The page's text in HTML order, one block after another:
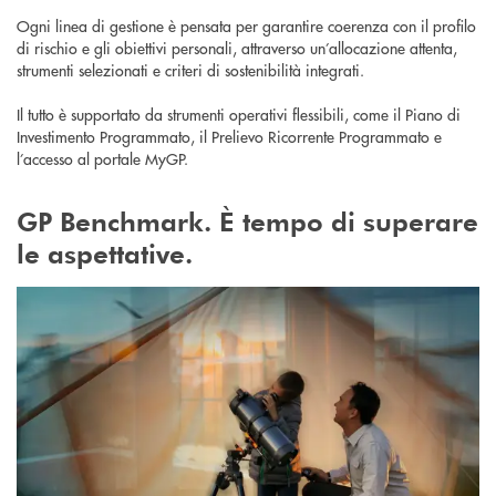
Ogni linea di gestione è pensata per garantire coerenza con il profilo
di rischio e gli obiettivi personali, attraverso un’allocazione attenta,
strumenti selezionati e criteri di sostenibilità integrati.
Il tutto è supportato da strumenti operativi flessibili, come il Piano di
Investimento Programmato, il Prelievo Ricorrente Programmato e
l’accesso al portale MyGP.
GP Benchmark. È tempo di superare
le aspettative.